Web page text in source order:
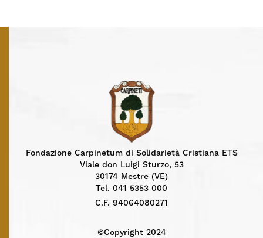
Fondazione Carpinetum di Solidarietà Cristiana ETS
Viale don Luigi Sturzo, 53
30174 Mestre (VE)
Tel. 041 5353 000
C.F. 94064080271
©Copyright 2024